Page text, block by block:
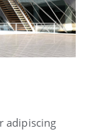
adipiscing